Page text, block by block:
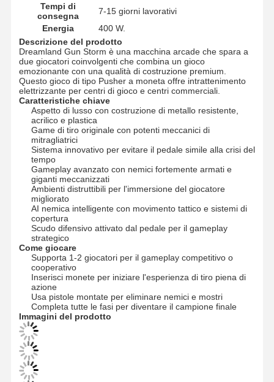
Tempi di
consegna
7-15 giorni lavorativi
Energia
400 W.
Descrizione del prodotto
Dreamland Gun Storm è una macchina arcade che spara a
due giocatori coinvolgenti che combina un gioco
emozionante con una qualità di costruzione premium.
Questo gioco di tipo Pusher a moneta offre intrattenimento
elettrizzante per centri di gioco e centri commerciali.
Caratteristiche chiave
Aspetto di lusso con costruzione di metallo resistente,
acrilico e plastica
Game di tiro originale con potenti meccanici di
mitragliatrici
Sistema innovativo per evitare il pedale simile alla crisi del
tempo
Gameplay avanzato con nemici fortemente armati e
giganti meccanizzati
Ambienti distruttibili per l'immersione del giocatore
migliorato
AI nemica intelligente con movimento tattico e sistemi di
copertura
Scudo difensivo attivato dal pedale per il gameplay
strategico
Come giocare
Supporta 1-2 giocatori per il gameplay competitivo o
cooperativo
Inserisci monete per iniziare l'esperienza di tiro piena di
azione
Usa pistole montate per eliminare nemici e mostri
Completa tutte le fasi per diventare il campione finale
Immagini del prodotto